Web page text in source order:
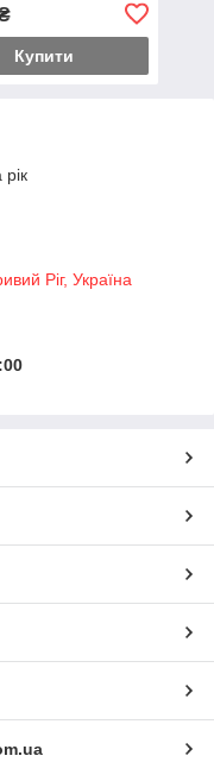
Купити
Ріг, Україна